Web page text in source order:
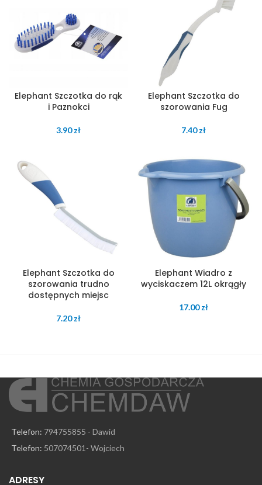
Elephant Szczotka do rąk
i Paznokci
3.90zł
Elephant Szczotka do
szorowania Fug
7.40zł
Elephant Szczotka do
szorowania trudno
dostępnych miejsc
7.20zł
Elephant Wiadro z
wyciskaczem 12L okrągły
17.00zł
Telefon: 794755855 - Dawid
Telefon: 507074501- Wojciech
ADRESY